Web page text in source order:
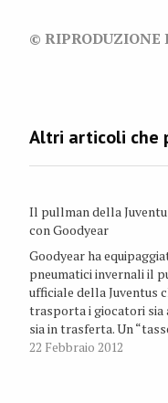
© RIPRODUZIONE
Il pullman della
con Goodyear
Goodyear ha
pneumatici invernali il
ufficiale della Juventus
trasporta i giocatori sia
sia in trasferta. Un
importante per garantire
22 Febbraio 2012